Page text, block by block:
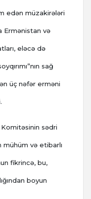
edən müzakirələri
Ermənistan və
eləcə də
sağ
üç nəfər erməni
sədri
mühüm və etibarlı
fikrincə, bu,
boyun